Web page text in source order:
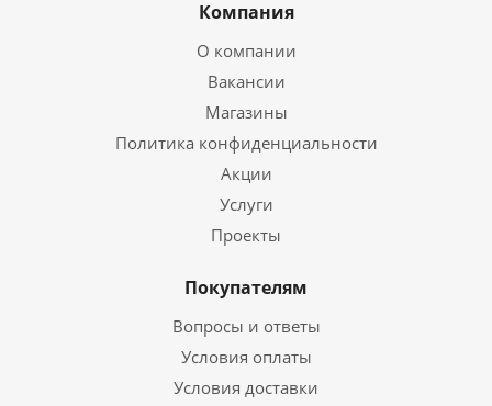
Компания
О компании
Вакансии
Магазины
Политика конфиденциальности
Акции
Услуги
Проекты
Покупателям
Вопросы и ответы
Условия оплаты
Условия доставки